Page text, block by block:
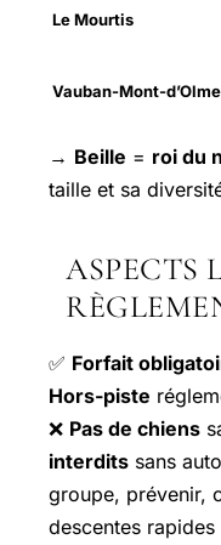
Le Mourtis
Vauban-Mont-
→ Beille = roi du
taille et sa
ASPECTS
✅ Forfait
Hors-piste
❌ Pas de chiens
interdits sans
groupe, prévenir,
descentes rapides